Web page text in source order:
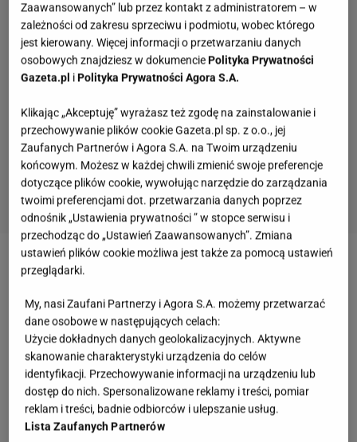
Zobacz wideo
Co można zrobić z dużą ilością pieczarek? Efekt
zaskakuje już po kilkunastu minutach
Popularność frytkownic beztłuszczowych nie jest
przypadkowa. Urządzenia tego typu pozwalają
Zaawansowanych” lub przez kontakt z administratorem – w
zależności od zakresu sprzeciwu i podmiotu, wobec którego
jest kierowany. Więcej informacji o przetwarzaniu danych
osobowych znajdziesz w dokumenciePolityka Prywatności
Gazeta.pl iPolityka Prywatności Agora S.A.
Klikając „Akceptuję” wyrażasz też zgodę na zainstalowanie i
przechowywanie plików cookie Gazeta.pl sp. z o.o., jej
Zaufanych Partnerów i Agora S.A. na Twoim urządzeniu
końcowym. Możesz w każdej chwili zmienić swoje preferencje
dotyczące plików cookie, wywołując narzędzie do zarządzania
twoimi preferencjami dot. przetwarzania danych poprzez
odnośnik „Ustawienia prywatności ” w stopce serwisu i
przechodząc do „Ustawień Zaawansowanych”. Zmiana
ustawień plików cookie możliwa jest także za pomocą ustawień
przeglądarki.
My, nasi Zaufani Partnerzy i Agora S.A. możemy przetwarzać
dane osobowe w następujących celach:
Użycie dokładnych danych geolokalizacyjnych. Aktywne
skanowanie charakterystyki urządzenia do celów
identyfikacji. Przechowywanie informacji na urządzeniu lub
dostęp do nich. Spersonalizowane reklamy i treści, pomiar
reklam i treści, badnie odbiorców i ulepszanie usług.
Lista Zaufanych Partnerów